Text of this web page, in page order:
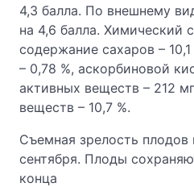
4,3 балла. По внешнему
на 4,6 балла. Химический
содержание сахаров –
– 0,78 %, аскорбиновой
активных веществ – 212
веществ – 10,7 %.
Съемная зрелость плодов
сентября. Плоды
конца